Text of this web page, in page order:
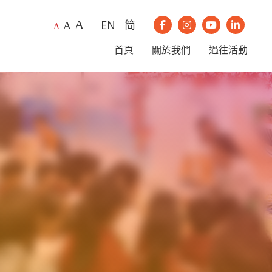
A A A EN 简 我們的Facebook
我們的Instagram
我們的我們的
首頁 關於我們 過往活動